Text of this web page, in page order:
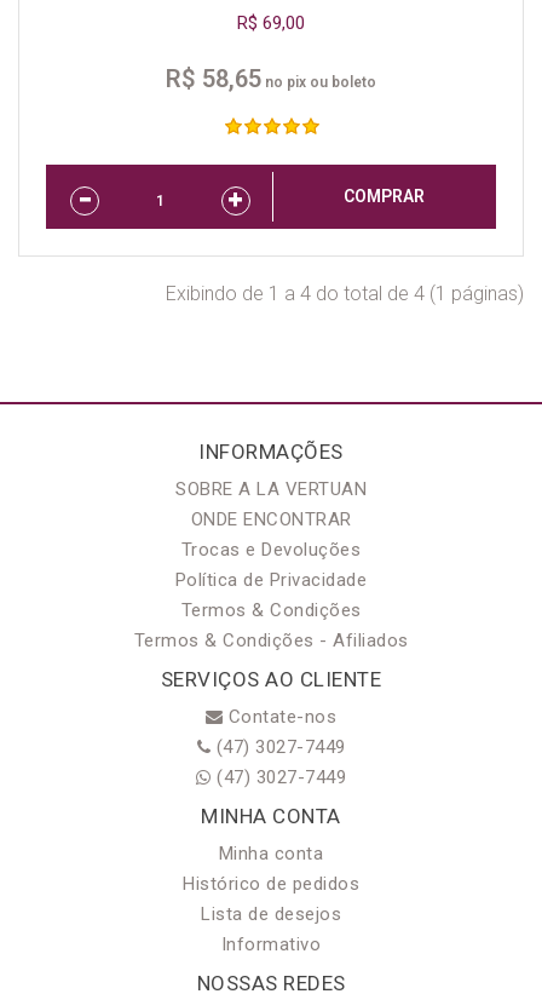
R$ 69,00
R$ 58,65 no pix ou boleto
COMPRAR
Exibindo de 1 a 4 do total de 4 (1 páginas)
INFORMAÇÕES
SOBRE A LA VERTUAN
ONDE ENCONTRAR
Trocas e Devoluções
Política de Privacidade
Termos & Condições
Termos & Condições - Afiliados
SERVIÇOS AO CLIENTE
Contate-nos
(47) 3027-7449
(47) 3027-7449
MINHA CONTA
Minha conta
Histórico de pedidos
Lista de desejos
Informativo
NOSSAS REDES